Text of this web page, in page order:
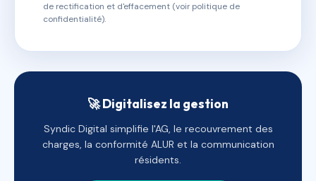
de rectification et d'effacement (voir politique de
confidentialité).
🚀 Digitalisez la gestion
Syndic Digital simplifie l'AG, le recouvrement des
charges, la conformité ALUR et la communication
résidents.